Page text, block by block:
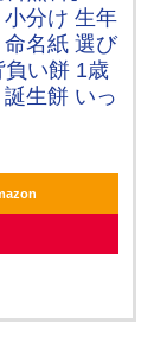
分け 生年
名紙 選び
い餅 1歳
生餅 いっ